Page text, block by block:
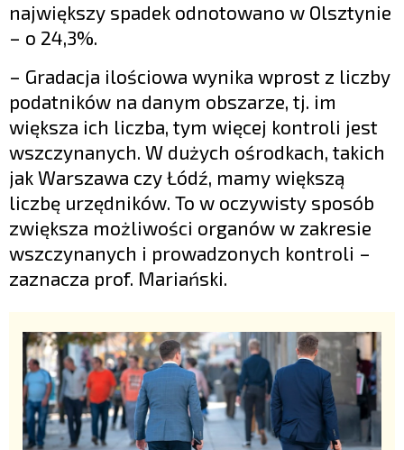
największy spadek odnotowano w Olsztynie
– o 24,3%.
– Gradacja ilościowa wynika wprost z liczby
podatników na danym obszarze, tj. im
większa ich liczba, tym więcej kontroli jest
wszczynanych. W dużych ośrodkach, takich
jak Warszawa czy Łódź, mamy większą
liczbę urzędników. To w oczywisty sposób
zwiększa możliwości organów w zakresie
wszczynanych i prowadzonych kontroli –
zaznacza prof. Mariański.